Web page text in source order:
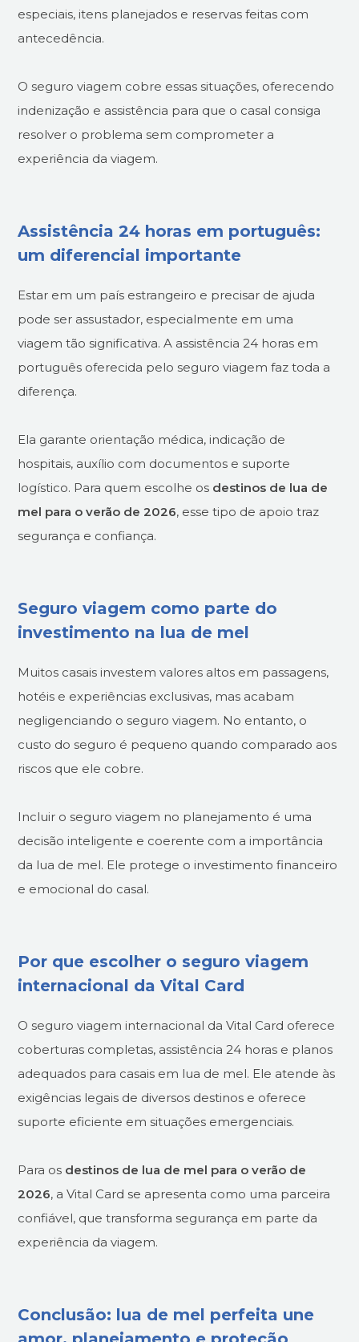
especiais, itens planejados e reservas feitas com
antecedência.
O seguro viagem cobre essas situações, oferecendo
indenização e assistência para que o casal consiga
resolver o problema sem comprometer a
experiência da viagem.
Assistência 24 horas em português:
um diferencial importante
Estar em um país estrangeiro e precisar de ajuda
pode ser assustador, especialmente em uma
viagem tão significativa. A assistência 24 horas em
português oferecida pelo seguro viagem faz toda a
diferença.
Ela garante orientação médica, indicação de
hospitais, auxílio com documentos e suporte
logístico. Para quem escolhe os destinos de lua de
mel para o verão de 2026, esse tipo de apoio traz
segurança e confiança.
Seguro viagem como parte do
investimento na lua de mel
Muitos casais investem valores altos em passagens,
hotéis e experiências exclusivas, mas acabam
negligenciando o seguro viagem. No entanto, o
custo do seguro é pequeno quando comparado aos
riscos que ele cobre.
Incluir o seguro viagem no planejamento é uma
decisão inteligente e coerente com a importância
da lua de mel. Ele protege o investimento financeiro
e emocional do casal.
Por que escolher o seguro viagem
internacional da Vital Card
O seguro viagem internacional da Vital Card oferece
coberturas completas, assistência 24 horas e planos
adequados para casais em lua de mel. Ele atende às
exigências legais de diversos destinos e oferece
suporte eficiente em situações emergenciais.
Para os destinos de lua de mel para o verão de
2026, a Vital Card se apresenta como uma parceira
confiável, que transforma segurança em parte da
experiência da viagem.
Conclusão: lua de mel perfeita une